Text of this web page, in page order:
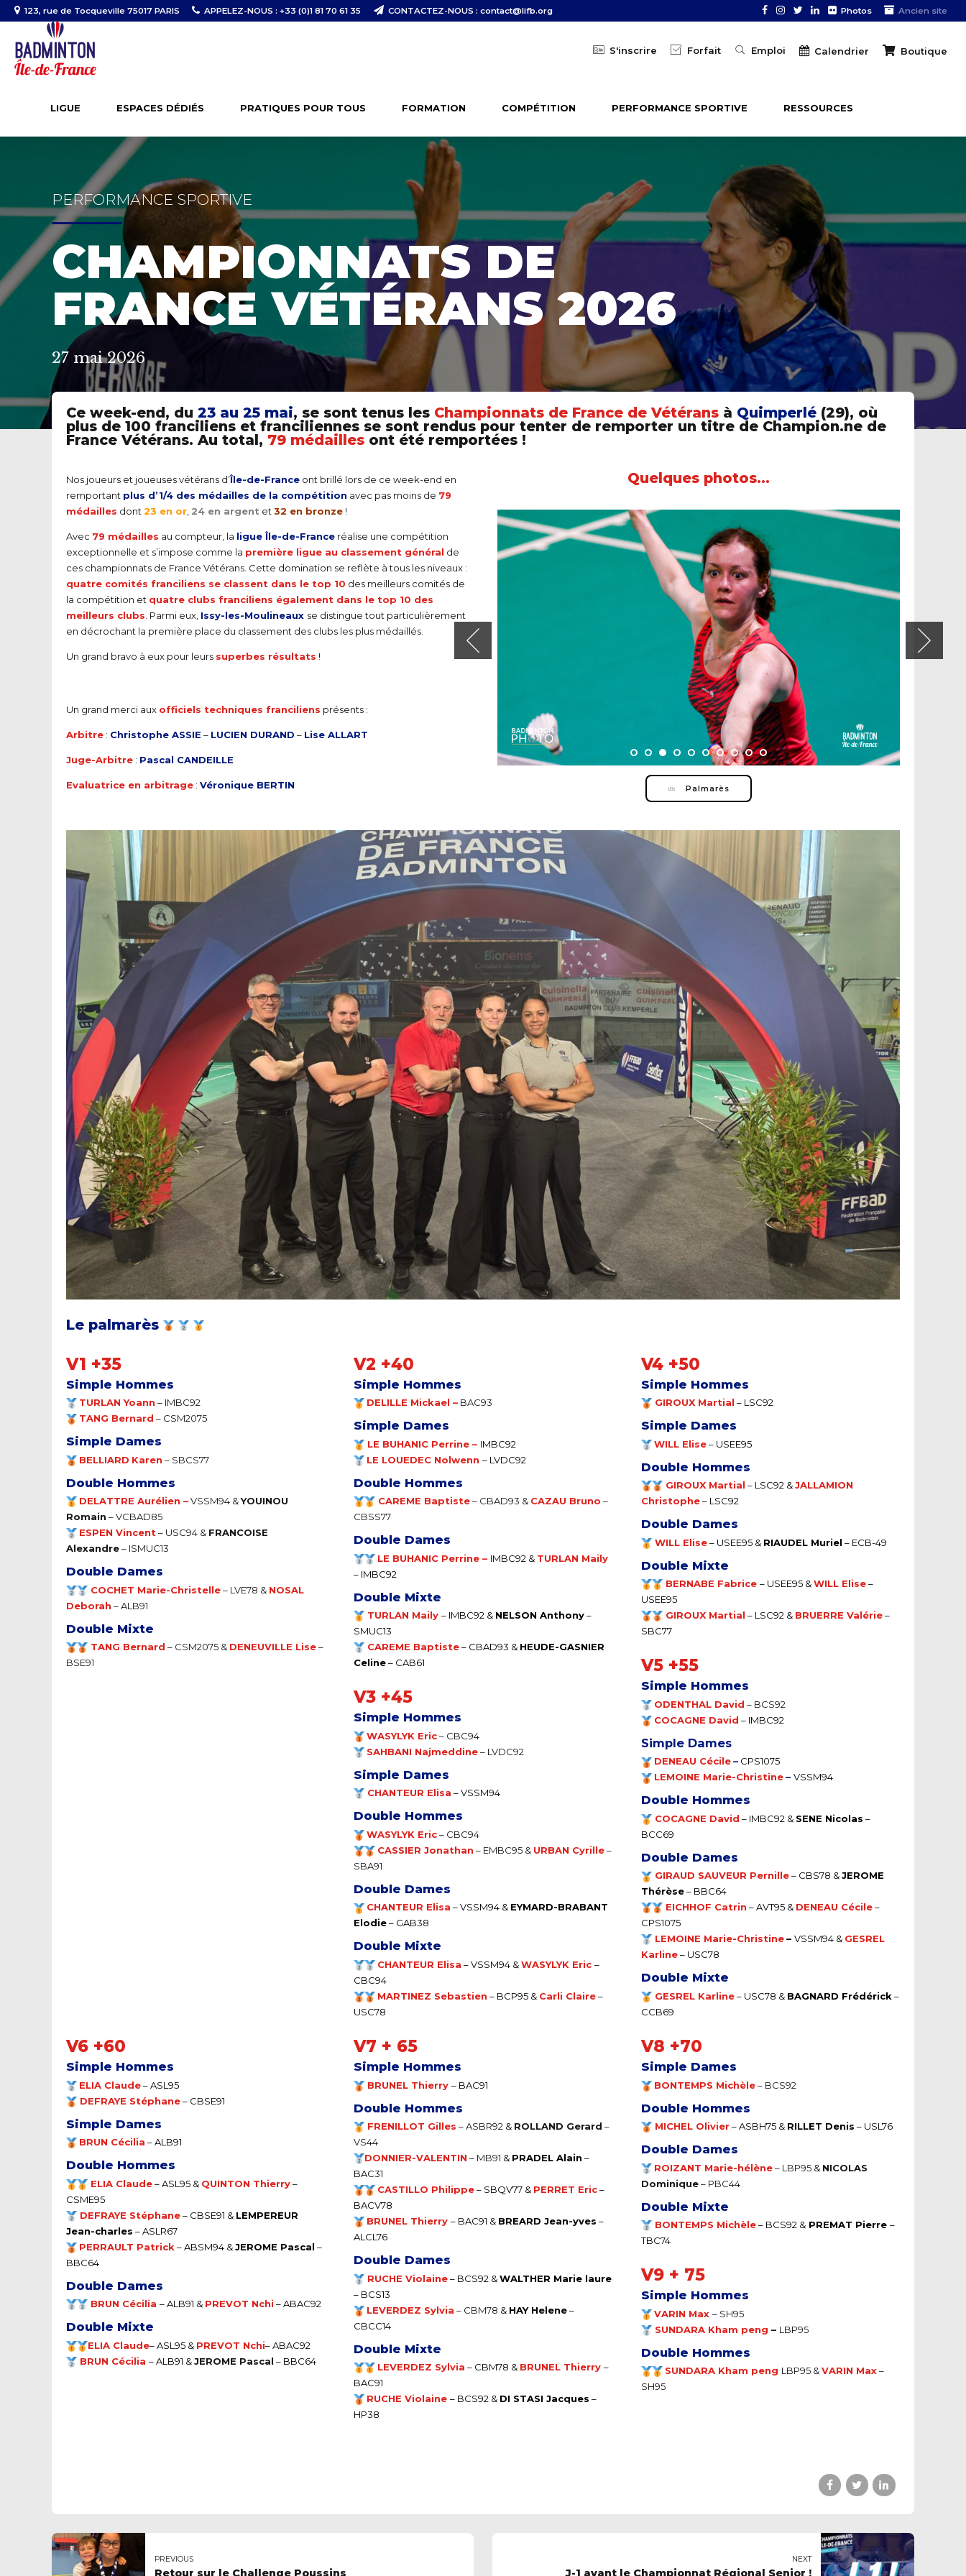
123, rue de Tocqueville 75017 PARIS APPELEZ-NOUS : +33 (0)1 81 70 61 35 CONTACTEZ-NOUS : contact@lifb.org Photos Ancien site
S'inscrire Forfait Emploi Calendrier Boutique
LIGUE ESPACES DÉDIÉS PRATIQUES POUR TOUS FORMATION COMPÉTITION PERFORMANCE SPORTIVE RESSOURCES
PERFORMANCE SPORTIVE
CHAMPIONNATS DE
FRANCE VÉTÉRANS 2026
27 mai 2026
Ce week-end, du 23 au 25 mai, se sont tenus les Championnats de France de Vétérans à Quimperlé (29), où
plus de 100 franciliens et franciliennes se sont rendus pour tenter de remporter un titre de Champion.ne de
France Vétérans. Au total, 79 médailles ont été remportées !
Nos joueurs et joueuses vétérans d’Île-de-France ont brillé lors de ce week-end en
remportant plus d’1/4 des médailles de la compétition avec pas moins de 79
médailles dont 23 en or 24 en argent et 32 en bronze !
Avec 79 médailles au compteur, la ligue Île-de-France réalise une compétition
exceptionnelle et s’impose comme la première ligue au classement général de
ces championnats de France Vétérans. Cette domination se reflète à tous les niveaux :
quatre comités franciliens se classent dans le top 10 des meilleurs comités de
la compétition et quatre clubs franciliens également dans le top 10 des
meilleurs clubs . Parmi eux, Issy-les-Moulineaux se distingue tout particulièrement
en décrochant la première place du classement des clubs les plus médaillés.
Un grand bravo à eux pour leurs superbes résultats !
Un grand merci aux officiels techniques franciliens présents :
Arbitre : Christophe ASSIE – LUCIEN DURAND – Lise ALLART
Juge-Arbitre : Pascal CANDEILLE
Evaluatrice en arbitrage : Véronique BERTIN
Quelques photos…
Palmarès
Le palmarès
V1 +35
Simple Hommes
TURLAN Yoann – IMBC92
TANG Bernard – CSM2075
Simple Dames
BELLIARD Karen – SBCS77
Double Hommes
DELATTRE Aurélien –VSSM94 &YOUINOU
Romain – VCBAD85
ESPEN Vincent– USC94 & FRANCOISE
Alexandre– ISMUC13
Double Dames
COCHET Marie-Christelle– LVE78 & NOSAL
Deborah – ALB91
Double Mixte
TANG Bernard – CSM2075 & DENEUVILLE Lise–
BSE91
V2 +40
Simple Hommes
DELILLE Mickael – BAC93
Simple Dames
LE BUHANIC Perrine – IMBC92
LE LOUEDEC Nolwenn – LVDC92
Double Hommes
CAREME Baptiste– CBAD93 & CAZAU Bruno –
CBSS77
Double Dames
LE BUHANIC Perrine – IMBC92 & TURLAN Maily
– IMBC92
Double Mixte
TURLAN Maily – IMBC92 & NELSON Anthony–
SMUC13
CAREME Baptiste– CBAD93 & HEUDE-GASNIER
Celine– CAB61
V3 +45
Simple Hommes
WASYLYK Eric– CBC94
SAHBANI Najmeddine– LVDC92
Simple Dames
CHANTEUR Elisa –VSSM94
Double Hommes
WASYLYK Eric– CBC94
CASSIER Jonathan – EMBC95 & URBAN Cyrille–
SBA91
Double Dames
CHANTEUR Elisa –VSSM94 & EYMARD-BRABANT
Elodie– GAB38
Double Mixte
CHANTEUR Elisa –VSSM94 &WASYLYK Eric –
CBC94
MARTINEZ Sebastien – BCP95 & Carli Claire–
USC78
V4 +50
Simple Hommes
GIROUX Martial – LSC92
Simple Dames
WILL Elise– USEE95
Double Hommes
GIROUX Martial – LSC92 &JALLAMION
Christophe– LSC92
Double Dames
WILL Elise– USEE95 & RIAUDEL Muriel – ECB-49
Double Mixte
BERNABE Fabrice – USEE95 &WILL Elise–
USEE95
GIROUX Martial – LSC92 & BRUERRE Valérie–
SBC77
V5 +55
Simple Hommes
ODENTHAL David – BCS92
COCAGNE David – IMBC92
Simple Dames
DENEAU Cécile– CPS1075
LEMOINE Marie-Christine– VSSM94
Double Hommes
COCAGNE David – IMBC92 & SENE Nicolas –
BCC69
Double Dames
GIRAUD SAUVEUR Pernille– CBS78 &JEROME
Thérèse– BBC64
EICHHOF Catrin –AVT95 & DENEAU Cécile–
CPS1075
LEMOINE Marie-Christine– VSSM94 & GESREL
Karline– USC78
Double Mixte
GESREL Karline– USC78 & BAGNARD Frédérick –
CCB69
V6 +60
Simple Hommes
ELIA Claude–ASL95
DEFRAYE Stéphane– CBSE91
Simple Dames
BRUN Cécilia – ALB91
Double Hommes
ELIA Claude– ASL95 & QUINTON Thierry–
CSME95
DEFRAYE Stéphane– CBSE91 & LEMPEREUR
Jean-charles – ASLR67
PERRAULT Patrick – ABSM94 &JEROME Pascal –
BBC64
Double Dames
BRUN Cécilia – ALB91 & PREVOT Nchi – ABAC92
Double Mixte
ELIA Claude–ASL95 & PREVOT Nchi– ABAC92
BRUN Cécilia – ALB91 &JEROME Pascal – BBC64
V7 + 65
Simple Hommes
BRUNEL Thierry – BAC91
Double Hommes
FRENILLOT Gilles –ASBR92 & ROLLAND Gerard –
VS44
DONNIER-VALENTIN – MB91 & PRADEL Alain –
BAC31
CASTILLO Philippe– SBQV77 & PERRET Eric–
BACV78
BRUNEL Thierry – BAC91 & BREARD Jean-yves –
ALCL76
Double Dames
RUCHE Violaine– BCS92 &WALTHER Marie laure
– BCS13
LEVERDEZ Sylvia – CBM78 & HAY Helene–
CBCC14
Double Mixte
LEVERDEZ Sylvia – CBM78 & BRUNEL Thierry –
BAC91
RUCHE Violaine – BCS92 & DI STASI Jacques –
HP38
V8 +70
Simple Dames
BONTEMPS Michèle– BCS92
Double Hommes
MICHEL Olivier–ASBH75 & RILLET Denis – USL76
Double Dames
ROIZANT Marie-hélène– LBP95 & NICOLAS
Dominique– PBC44
Double Mixte
BONTEMPS Michèle– BCS92 & PREMAT Pierre –
TBC74
V9 + 75
Simple Hommes
VARIN Max – SH95
SUNDARA Kham peng – LBP95
Double Hommes
SUNDARA Kham peng LBP95 &VARIN Max–
SH95
PREVIOUS
Retour sur le Challenge Poussins
NEXT
J-1 avant le Championnat Régional Senior !